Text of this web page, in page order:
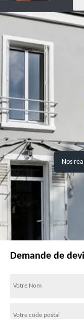
Nos
Demande de